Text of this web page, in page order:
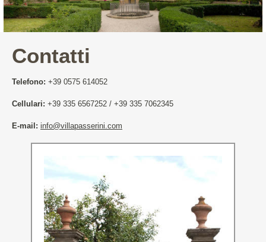
Dove Siamo
Contatti
Contatti
Telefono: +39 0575 614052
Cellulari: +39 335 6567252 / +39 335 7062345
E-mail: info@villapasserini.com